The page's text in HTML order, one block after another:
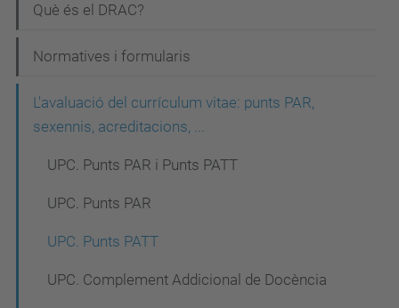
a
v
Què és el DRAC?
Normatives i formularis
L'avaluació del currículum vitae: punts PAR,
sexennis, acreditacions, ...
UPC. Punts PAR i Punts PATT
UPC. Punts PAR
UPC. Punts PATT
UPC. Complement Addicional de Docència